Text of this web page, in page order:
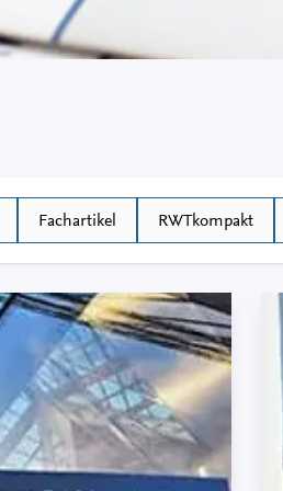
Fachartikel RWTkompakt